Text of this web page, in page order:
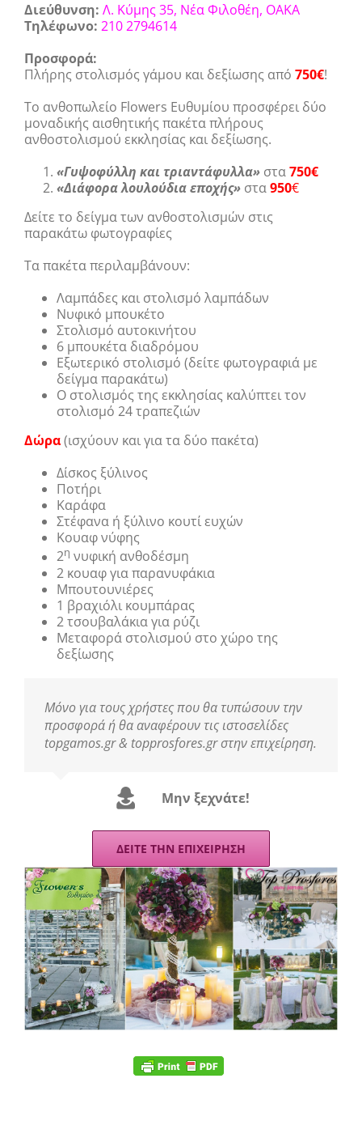
Διεύθυνση: Λ. Κύμης 35, Νέα Φιλοθέη, ΟΑΚΑ
Τηλέφωνο: 210 2794614
Προσφορά:
Πλήρης στολισμός γάμου και δεξίωσης από 750€!
Το ανθοπωλείο Flowers Ευθυμίου προσφέρει δύο
μοναδικής αισθητικής πακέτα πλήρους
ανθοστολισμού εκκλησίας και δεξίωσης.
«Γυψοφύλλη και τριαντάφυλλα» στα750€
«Διάφορα λουλούδια εποχής» στα950€
Δείτε το δείγμα των ανθοστολισμών στις
παρακάτω φωτογραφίες
Τα πακέτα περιλαμβάνουν:
Λαμπάδες και στολισμό λαμπάδων
Νυφικό μπουκέτο
Στολισμό αυτοκινήτου
6 μπουκέτα διαδρόμου
Εξωτερικό στολισμό (δείτε φωτογραφιά με
δείγμα παρακάτω)
Ο στολισμός της εκκλησίας καλύπτει τον
στολισμό 24 τραπεζιών
Δώρα(ισχύουν και για τα δύο πακέτα)
Δίσκος ξύλινος
Ποτήρι
Καράφα
Στέφανα ή ξύλινο κουτί ευχών
Κουαφ νύφης
2η νυφική ανθοδέσμη
2 κουαφ για παρανυφάκια
Μπουτουνιέρες
1 βραχιόλι κουμπάρας
2 τσουβαλάκια για ρύζι
Μεταφορά στολισμού στο χώρο της
δεξίωσης
Μόνο για τους χρήστες που θα τυπώσουν την
προσφορά ή θα αναφέρουν τις ιστοσελίδες
topgamos.gr & topprosfores.gr στην επιχείρηση.
Mην ξεχνάτε!
ΔΕΙΤΕ ΤΗΝ ΕΠΙΧΕΙΡΗΣΗ